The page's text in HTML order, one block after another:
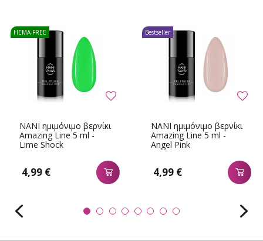
NANI ημιμόνιμο βερνίκι
Amazing Line 5 ml -
Lime Shock
4,99 €
HEMA-FREE
NANI ημιμόνιμο βερνίκι
Amazing Line 5 ml -
Angel Pink
4,99 €
Bestseller